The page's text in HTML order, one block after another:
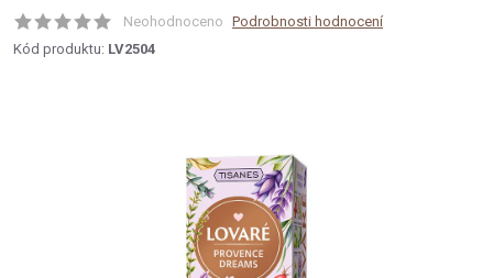
Neohodnoceno Podrobnosti hodnocení
Kód produktu: LV2504